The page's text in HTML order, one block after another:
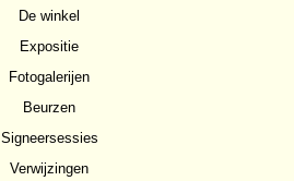
De winkel
Expositie
Fotogalerijen
Beurzen
Signeersessies
Verwijzingen